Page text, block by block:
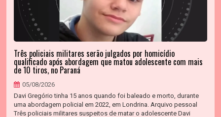
Três policiais militares serão julgados por homicídio
qualificado após abordagem que matou adolescente com mais
de 10 tiros, no Paraná
05/08/2026
Davi Gregório tinha 15 anos quando foi baleado e morto, durante
uma abordagem policial em 2022, em Londrina. Arquivo pessoal
Três policiais militares suspeitos de matar o adolescente Davi